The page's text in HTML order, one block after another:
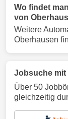
Wo findet
von
Weitere
Oberhausen
Jobsuche mit
Über 50
gleichzeitig